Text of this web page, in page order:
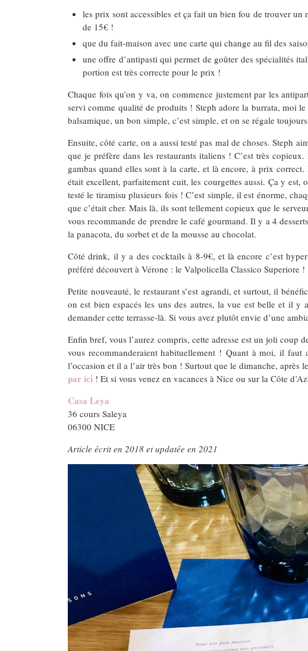
les prix sont accessibles et ça fait un bien fou de trouver un
de 15€ !
que du fait-maison avec une carte qui change au fil des
une offre d’antipasti qui permet de goûter des spécialités
portion est très correcte pour le prix !
Chaque fois qu’on y va, on commence justement par les
servi comme qualité de produits ! Steph adore la burrata, moi
balsamique, un bon simple, c’est simple, et on se régale
Ensuite, côté carte, on a aussi testé pas mal de choses. Steph
que je préfère dans les restaurants italiens ! C’est très
gambas quand elles sont à la carte, et là encore, à prix
était excellent, parfaitement cuit, les courgettes aussi. Ça y
testé le tiramisu plusieurs fois ! C’est simple, il est énorme,
que c’était cher. Mais là, ils sont tellement copieux que le
vous recommande de prendre le café gourmand. Il y a 4
la panacota, du sorbet et de la mousse au chocolat.
Côté drink, il y a des cocktails à 8-9€, et là encore c’est
préféré découvert à Vérone : le Valpolicella Classico Superiore !
Petite nouveauté, le restaurant s’est agrandi, et surtout, il
on est bien espacés les uns des autres, la vue est belle et il y
demander cette terrasse-là. Si vous avez plutôt envie d’une
Enfin bref, vous l’aurez compris, cette adresse est un joli coup
vous recommanderaient habituellement ! Quant à moi, il
l’occasion et il a l’air très bon ! Surtout que le dimanche, après
par ici ! Et si vous venez en vacances à Nice ou sur la Côte
Casa Leya
36 cours Saleya
06300 NICE
Article écrit en 2018 et updatée en 2021